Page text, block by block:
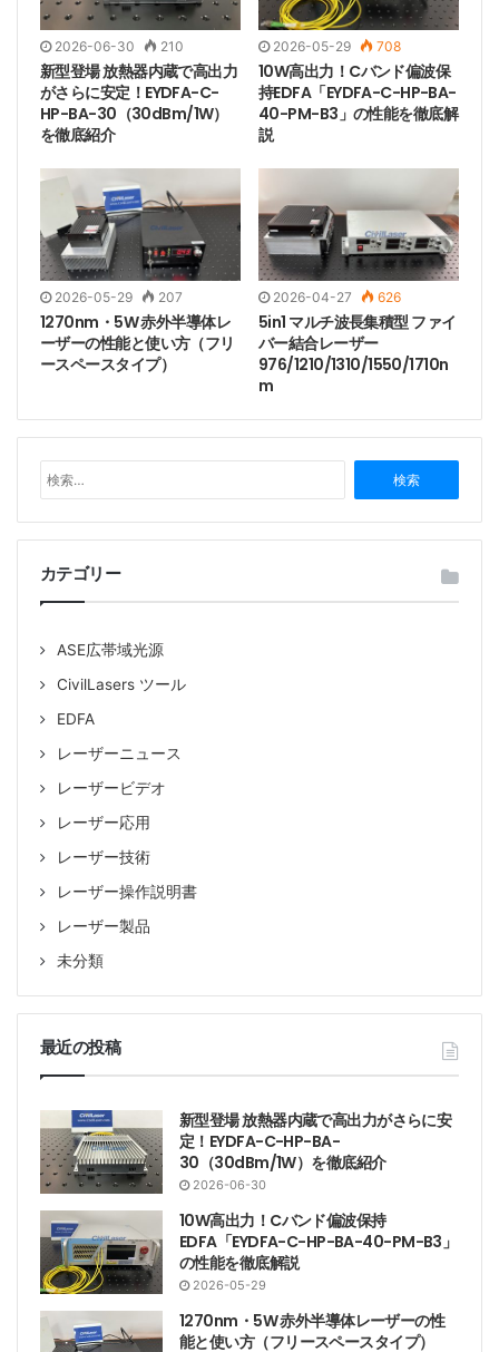
2026-06-30 210
新型登場 放熱器内蔵で高出力
がさらに安定！EYDFA-C-
HP-BA-30（30dBm/1W）
を徹底紹介
2026-05-29 708
10W高出力！Cバンド偏波保
持EDFA「EYDFA-C-HP-BA-
40-PM-B3」の性能を徹底解
説
2026-05-29 207
1270nm・5W 赤外半導体レ
ーザーの性能と使い方（フリ
ースペースタイプ）
2026-04-27 626
5in1 マルチ波長集積型 ファイ
バー結合レーザー
976/1210/1310/1550/1710n
m
索
:
カテゴリー
ASE広帯域光源
CivilLasers ツール
EDFA
レーザーニュース
レーザービデオ
レーザー応用
レーザー技術
レーザー操作説明書
レーザー製品
未分類
最近の投稿
新型登場 放熱器内蔵で高出力がさらに安
定！EYDFA-C-HP-BA-
30（30dBm/1W）を徹底紹介
2026-06-30
10W高出力！Cバンド偏波保持
EDFA「EYDFA-C-HP-BA-40-PM-B3」
の性能を徹底解説
2026-05-29
1270nm・5W 赤外半導体レーザーの性
能と使い方（フリースペースタイプ）